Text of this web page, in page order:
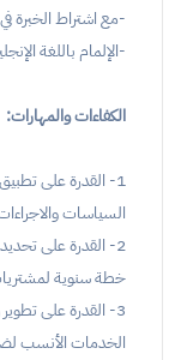
-مع اشتراط الخبرة
-الإلمام باللغة
الكفاءات والمهارات:
1- القدرة على
السياسات
2- القدرة على
خطة سنوية
3- القدرة على
الخدمات الأنسب